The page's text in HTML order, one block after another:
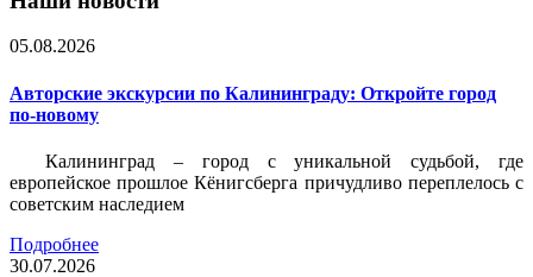
05.08.2026
Авторские экскурсии по Калининграду: Откройте город
по-новому
Калининград – город с уникальной судьбой, где
европейское прошлое Кёнигсберга причудливо переплелось с
советским наследием
Подробнее
30.07.2026